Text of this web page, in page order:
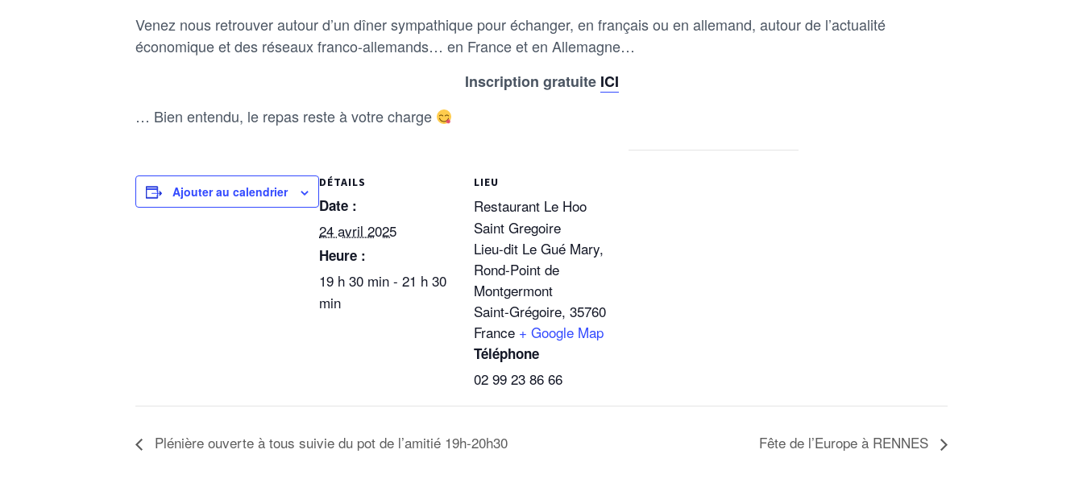
Venez nous retrouver autour d’un dîner sympathique pour échanger, en français ou en allemand, autour de l’actualité
économique et des réseaux franco-allemands… en France et en Allemagne…
Inscription gratuite ICI
… Bien entendu, le repas reste à votre charge
Ajouter au calendrier
DÉTAILS
Date :
24 avril 2025
Heure :
19 h 30 min - 21 h 30
min
LIEU
Restaurant Le Hoo
Saint Gregoire
Lieu-dit Le Gué Mary,
Rond-Point de
Montgermont
Saint-Grégoire, 35760
France + Google Map
Téléphone
02 99 23 86 66
Plénière ouverte à tous suivie du pot de l’amitié 19h-20h30 Fête de l’Europe à RENNES